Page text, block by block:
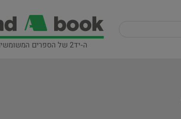
ה-יד2 של הספרים המשומשים